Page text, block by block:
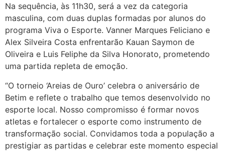
Na sequência, às 11h30, será a vez da categoria
masculina, com duas duplas formadas por alunos do
programa Viva o Esporte. Vanner Marques Feliciano e
Alex Silveira Costa enfrentarão Kauan Saymon de
Oliveira e Luis Feliphe da Silva Honorato, prometendo
uma partida repleta de emoção.
“O torneio ‘Areias de Ouro’ celebra o aniversário de
Betim e reflete o trabalho que temos desenvolvido no
esporte local. Nosso compromisso é formar novos
atletas e fortalecer o esporte como instrumento de
transformação social. Convidamos toda a população a
prestigiar as partidas e celebrar este momento especial